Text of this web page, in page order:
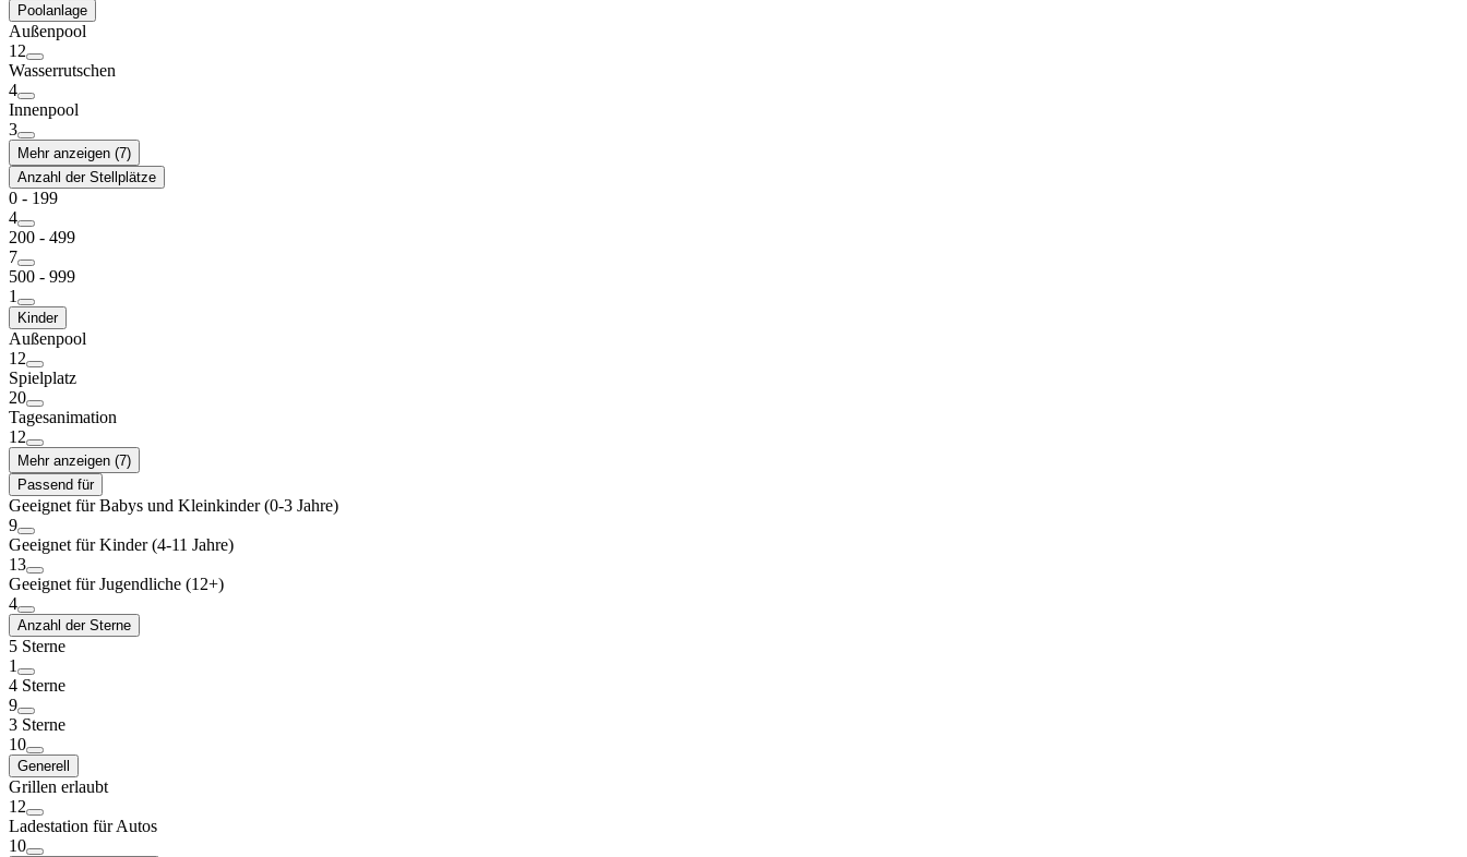
Poolanlage
Außenpool
12
Wasserrutschen
4
Innenpool
3
Mehr anzeigen (7)
Anzahl der Stellplätze
0 - 199
4
200 - 499
7
500 - 999
1
Kinder
Außenpool
12
Spielplatz
20
Tagesanimation
12
Mehr anzeigen (7)
Passend für
Geeignet für Babys und Kleinkinder (0-3 Jahre)
9
Geeignet für Kinder (4-11 Jahre)
13
Geeignet für Jugendliche (12+)
4
Anzahl der Sterne
5 Sterne
1
4 Sterne
9
3 Sterne
10
Generell
Grillen erlaubt
12
Ladestation für Autos
10